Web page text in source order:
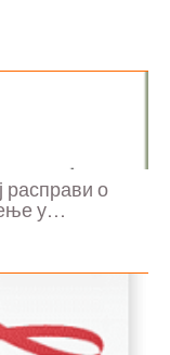
расправи о
у...